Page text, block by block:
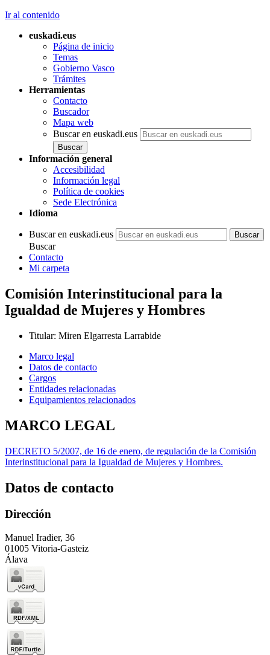
Ir al contenido
euskadi.eus
Página de inicio
Temas
Gobierno Vasco
Trámites
Herramientas
Contacto
Buscador
Mapa web
Buscar en euskadi.eus
Información general
Accesibilidad
Información legal
Política de cookies
Sede Electrónica
Idioma
Buscar en euskadi.eus
Buscar
Contacto
Mi carpeta
Comisión Interinstitucional para la
Igualdad de Mujeres y Hombres
Titular: Miren Elgarresta Larrabide
Marco legal
Datos de contacto
Cargos
Entidades relacionadas
Equipamientos relacionados
MARCO LEGAL
DECRETO 5/2007, de 16 de enero, de regulación de la Comisión
Interinstitucional para la Igualdad de Mujeres y Hombres.
Datos de contacto
Dirección
Manuel Iradier, 36
01005 Vitoria-Gasteiz
Álava